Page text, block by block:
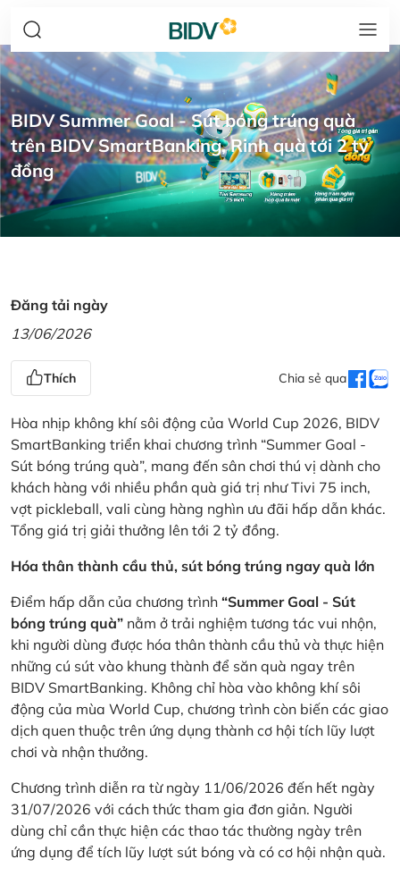
BIDV Summer Goal - Sút bóng trúng quà
trên BIDV SmartBanking, Rinh quà tới 2 tỷ
đồng
Đăng tải ngày
13/06/2026
Thích Chia sẻ qua
Hòa nhịp không khí sôi động của World Cup 2026, BIDV
SmartBanking triển khai chương trình “Summer Goal -
Sút bóng trúng quà”, mang đến sân chơi thú vị dành cho
khách hàng với nhiều phần quà giá trị như Tivi 75 inch,
vợt pickleball, vali cùng hàng nghìn ưu đãi hấp dẫn khác.
Tổng giá trị giải thưởng lên tới 2 tỷ đồng.
Hóa thân thành cầu thủ, sút bóng trúng ngay quà lớn
Điểm hấp dẫn của chương trình “Summer Goal - Sút
bóng trúng quà” nằm ở trải nghiệm tương tác vui nhộn,
khi người dùng được hóa thân thành cầu thủ và thực hiện
những cú sút vào khung thành để săn quà ngay trên
BIDV SmartBanking. Không chỉ hòa vào không khí sôi
động của mùa World Cup, chương trình còn biến các giao
dịch quen thuộc trên ứng dụng thành cơ hội tích lũy lượt
chơi và nhận thưởng.
Chương trình diễn ra từ ngày 11/06/2026 đến hết ngày
31/07/2026 với cách thức tham gia đơn giản. Người
dùng chỉ cần thực hiện các thao tác thường ngày trên
ứng dụng để tích lũy lượt sút bóng và có cơ hội nhận quà.